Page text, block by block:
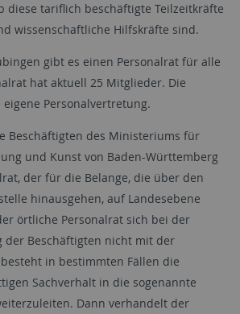
diese tariflich beschäftigte Teilzeitkräfte
wissenschaftliche Hilfskräfte sind.
gibt es einen Personalrat für alle
hat aktuell 25 Mitglieder. Die
Personalvertretung.
Beschäftigten des Ministeriums für
und Kunst von Baden-Württemberg
der für die Belange, die über den
hinausgehen, auf Landesebene
örtliche Personalrat sich bei der
der Beschäftigten nicht mit der
in bestimmten Fällen die
Sachverhalt in die sogenannte
Dann verhandelt der